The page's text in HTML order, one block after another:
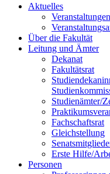
Aktuelles
Über die Fakultät
Leitung und Ämter
Dekanat
Fakultätsrat
Studienämter/
Fachschaftsrat
Gleichstellung
Erste Hilfe/
Personen